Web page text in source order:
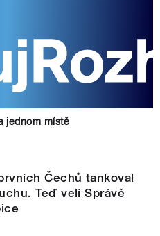
jednom místě
Čechů tankoval
Teď velí Správě